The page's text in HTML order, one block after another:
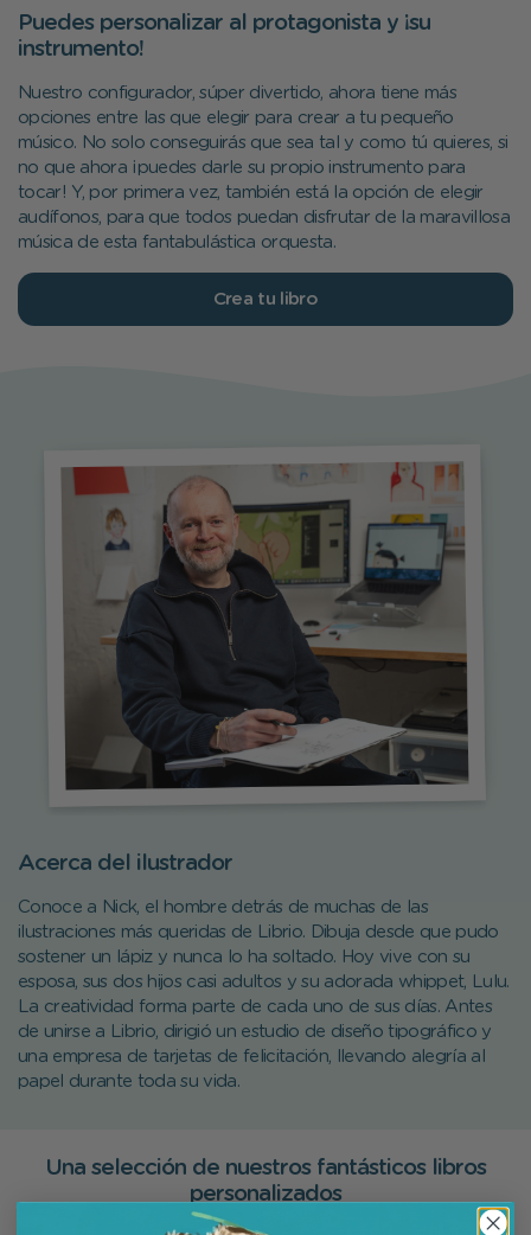
Puedes personalizar al protagonista y ¡su
instrumento!
Nuestro configurador, súper divertido, ahora tiene más
opciones entre las que elegir para crear a tu pequeño
músico. No solo conseguirás que sea tal y como tú quieres, si
no que ahora ¡puedes darle su propio instrumento para
tocar! Y, por primera vez, también está la opción de elegir
audífonos, para que todos puedan disfrutar de la maravillosa
música de esta fantabulástica orquesta.
Crea tu libro
Acerca del ilustrador
Conoce a Nick, el hombre detrás de muchas de las
ilustraciones más queridas de Librio. Dibuja desde que pudo
sostener un lápiz y nunca lo ha soltado. Hoy vive con su
esposa, sus dos hijos casi adultos y su adorada whippet, Lulu.
La creatividad forma parte de cada uno de sus días. Antes
de unirse a Librio, dirigió un estudio de diseño tipográfico y
una empresa de tarjetas de felicitación, llevando alegría al
papel durante toda su vida.
Una selección de nuestros fantásticos libros
personalizados